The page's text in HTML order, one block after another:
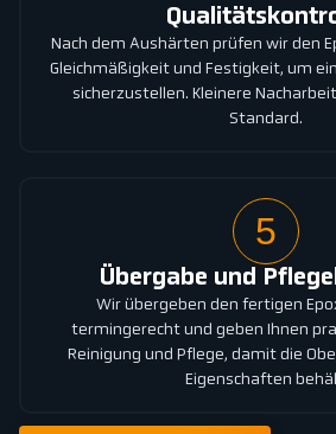
Nach dem Aushärten prüfen wir den
Gleichmäßigkeit und Festigkeit, um
sicherzustellen. Kleinere
Standard.
5
Übergabe und
Wir übergeben den fertigen
termingerecht und geben Ihnen
Reinigung und Pflege, damit die
Eigenschaften